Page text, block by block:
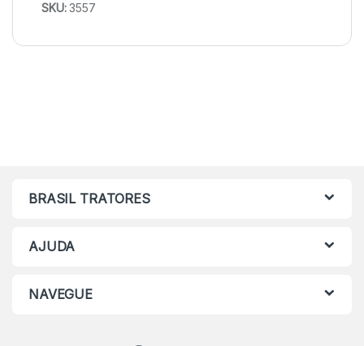
SKU:3557
BRASIL TRATORES
AJUDA
NAVEGUE